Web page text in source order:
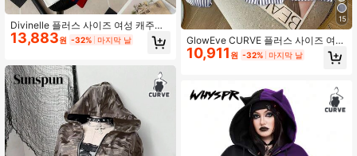
Divinelle 플러스 사이즈 여성 캐주얼
스트리트 스타일 루즈 스웨트셔츠 스
웨트셔츠, 컬러 블록 디자인, 가을/겨
13,883원 -32% 마지막 날
15
GlowEve CURVE 플러스 사이즈 여성
우아한 스트라이프 셔츠 경량 루즈 후
드 스웨트셔츠, 여름과 가을에 적합한
10,911 원 -32% 마지막 날